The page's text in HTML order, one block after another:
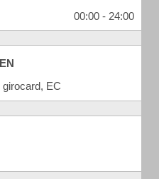
00:00 - 24:00
EC